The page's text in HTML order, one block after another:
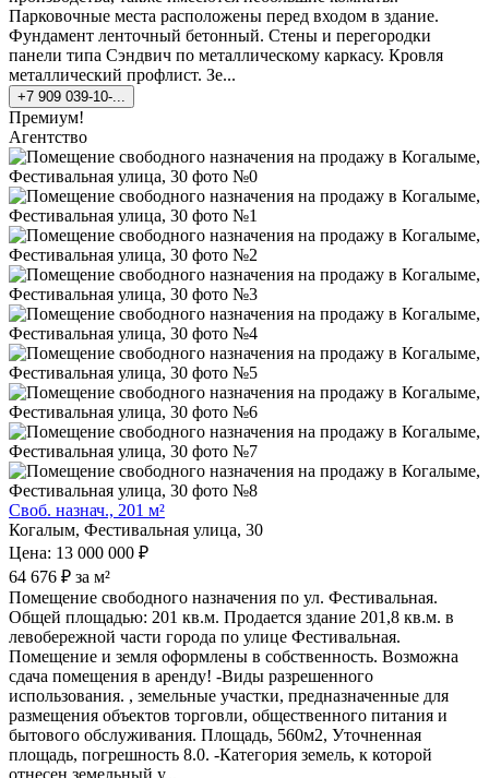
Парковочные места расположены перед входом в здание.
Фундамент ленточный бетонный. Стены и перегородки
панели типа Сэндвич по металлическому каркасу. Кровля
металлический профлист. Зе...
+7 909 039-10-...
Премиум!
Агентство
Своб. назнач., 201 м²
Когалым, Фестивальная улица, 30
Цена: 13 000 000 ₽
64 676 ₽ за м²
Помещение свободного назначения по ул. Фестивальная.
Общей площадью: 201 кв.м. Продается здание 201,8 кв.м. в
левобережной части города по улице Фестивальная.
Помещение и земля оформлены в собственность. Возможна
сдача помещения в аренду! -Виды разрешенного
использования. , земельные участки, предназначенные для
размещения объектов торговли, общественного питания и
бытового обслуживания. Площадь, 560м2, Уточненная
площадь, погрешность 8.0. -Категория земель, к которой